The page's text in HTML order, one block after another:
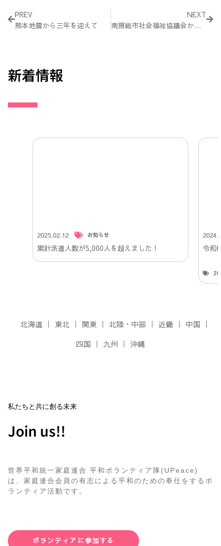
PREV
熊本地震から三年を迎えて
NEXT
南房総市社会福祉協議会から表彰されました
新着情報
2025.02.12 お知らせ
累計派遣人数が5,000人を超えました！ 令和
北海道 東北 関東 北陸・中部 近畿
中国
四国
九州 沖縄
私たちと共に創る未来
Join us!!
世界平和統一家庭連合 平和ボランティア隊(UPeace)
は、家庭連合会員の有志による平和のための奉仕をするボ
ランティア活動です。
ボランティアに参加する